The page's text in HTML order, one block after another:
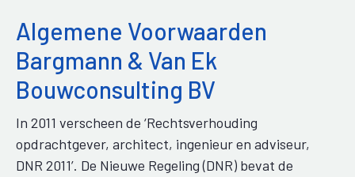
inhoud
Algemene Voorwaarden
Bargmann & Van Ek
Bouwconsulting BV
In 2011 verscheen de ‘Rechtsverhouding
opdrachtgever, architect, ingenieur en adviseur,
DNR 2011’. De Nieuwe Regeling (DNR) bevat de